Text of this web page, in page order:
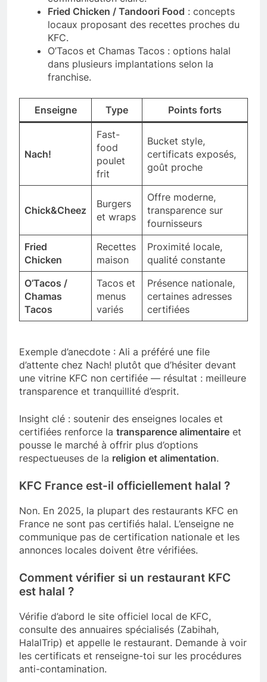
Fried Chicken / Tandoori Food : concepts
locaux proposant des recettes proches du
KFC.
O’Tacos et Chamas Tacos : options halal
dans plusieurs implantations selon la
franchise.
Enseigne Type Points forts
Nach!
Fast-
food
poulet
frit
Bucket style,
certificats exposés,
goût proche
Chick&Cheez
Burgers
et wraps
Offre moderne,
transparence sur
fournisseurs
Fried
Chicken
Recettes
maison
Proximité locale,
qualité constante
O’Tacos /
Chamas
Tacos
Tacos et
menus
variés
Présence nationale,
certaines adresses
certifiées
Exemple d’anecdote : Ali a préféré une file
d’attente chez Nach! plutôt que d’hésiter devant
une vitrine KFC non certifiée — résultat : meilleure
transparence et tranquillité d’esprit.
Insight clé : soutenir des enseignes locales et
certifiées renforce la transparence alimentaire et
pousse le marché à offrir plus d’options
respectueuses de la religion et alimentation.
KFC France est-il officiellement halal ?
Non. En 2025, la plupart des restaurants KFC en
France ne sont pas certifiés halal. L’enseigne ne
communique pas de certification nationale et les
annonces locales doivent être vérifiées.
Comment vérifier si un restaurant KFC
est halal ?
Vérifie d’abord le site officiel local de KFC,
consulte des annuaires spécialisés (Zabihah,
HalalTrip) et appelle le restaurant. Demande à voir
les certificats et renseigne-toi sur les procédures
anti-contamination.